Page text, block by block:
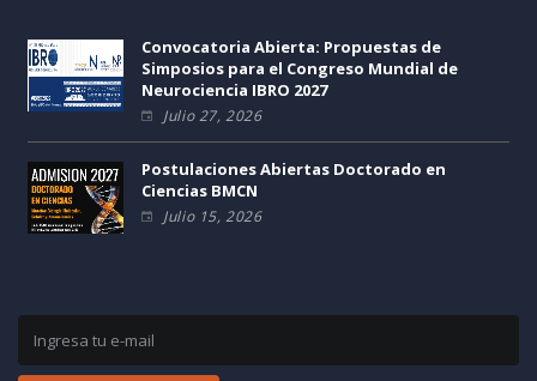
Convocatoria Abierta: Propuestas de
Simposios para el Congreso Mundial de
Neurociencia IBRO 2027
Julio 27, 2026
Postulaciones Abiertas Doctorado en
Ciencias BMCN
Julio 15, 2026